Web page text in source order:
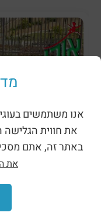
أثاث
את חווית
באתר זה, אתם
את